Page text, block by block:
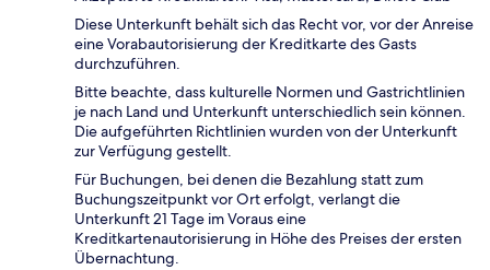
Diese Unterkunft behält sich das Recht vor, vor der Anreise
eine Vorabautorisierung der Kreditkarte des Gasts
durchzuführen.
Bitte beachte, dass kulturelle Normen und Gastrichtlinien
je nach Land und Unterkunft unterschiedlich sein können.
Die aufgeführten Richtlinien wurden von der Unterkunft
zur Verfügung gestellt.
Für Buchungen, bei denen die Bezahlung statt zum
Buchungszeitpunkt vor Ort erfolgt, verlangt die
Unterkunft 21 Tage im Voraus eine
Kreditkartenautorisierung in Höhe des Preises der ersten
Übernachtung.